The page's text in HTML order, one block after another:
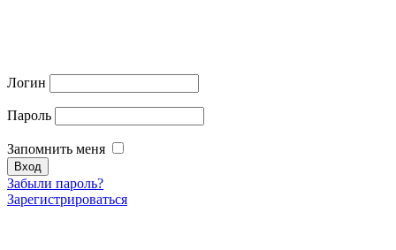
Логин
Пароль
Запомнить меня
Забыли пароль?
Зарегистрироваться